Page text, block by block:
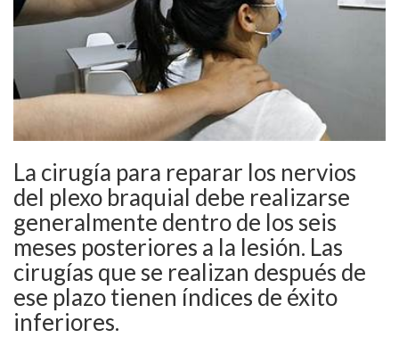
La cirugía para reparar los nervios
del plexo braquial debe realizarse
generalmente dentro de los seis
meses posteriores a la lesión. Las
cirugías que se realizan después de
ese plazo tienen índices de éxito
inferiores.